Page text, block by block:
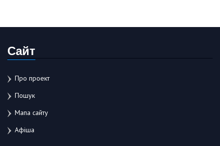
Сайт
Про проект
Пошук
Мапа сайту
Афіша